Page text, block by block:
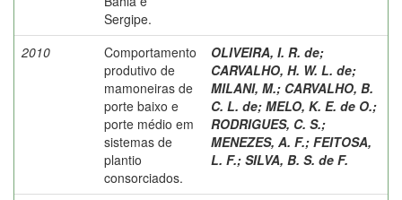
Sergipe.
2010
Comportamento
produtivo de
mamoneiras de
porte baixo e
porte médio em
sistemas de
plantio
consorciados.
OLIVEIRA, I. R. de;
CARVALHO, H. W. L. de;
MILANI, M.; CARVALHO, B.
C. L. de; MELO, K. E. de O.;
RODRIGUES, C. S.;
MENEZES, A. F.; FEITOSA,
L. F.; SILVA, B. S. de F.